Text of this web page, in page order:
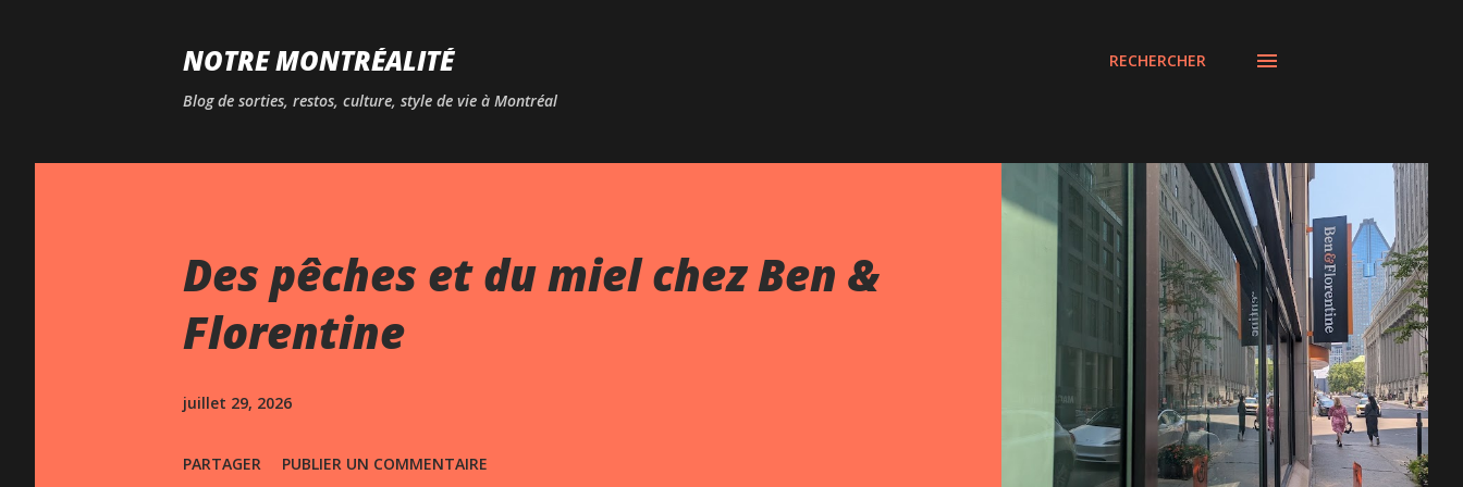
NOTRE MONTRÉALITÉ
Blog de sorties, restos, culture, style de vie à Montréal
RECHERCHER
Des pêches et du miel chez Ben &
Florentine
juillet 29, 2026
PARTAGER PUBLIER UN COMMENTAIRE